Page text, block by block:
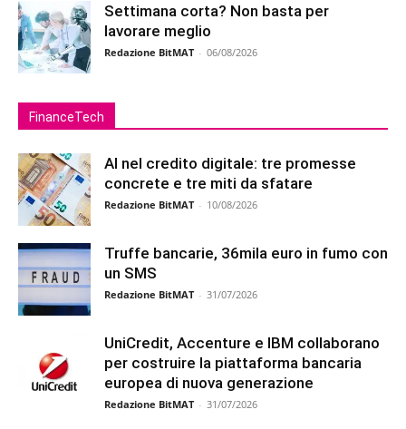
Settimana corta? Non basta per
lavorare meglio
Redazione BitMAT - 06/08/2026
FinanceTech
AI nel credito digitale: tre promesse
concrete e tre miti da sfatare
Redazione BitMAT - 10/08/2026
Truffe bancarie, 36mila euro in fumo con
un SMS
Redazione BitMAT - 31/07/2026
UniCredit, Accenture e IBM collaborano
per costruire la piattaforma bancaria
europea di nuova generazione
Redazione BitMAT - 31/07/2026